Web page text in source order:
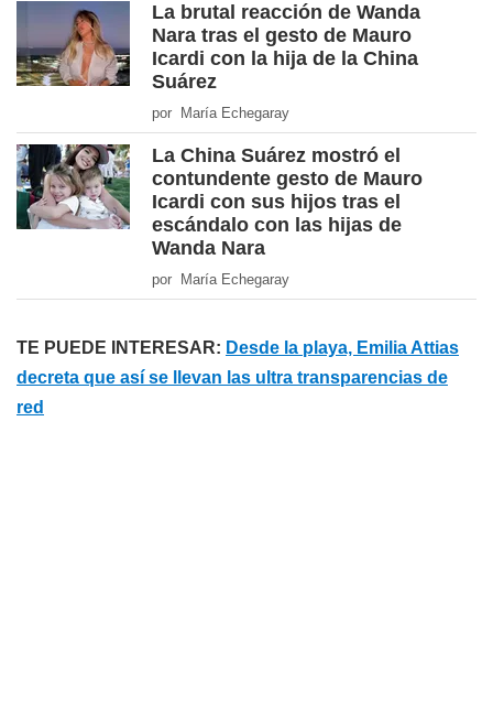
La brutal reacción de Wanda
Nara tras el gesto de Mauro
Icardi con la hija de la China
Suárez
por María Echegaray
La China Suárez mostró el
contundente gesto de Mauro
Icardi con sus hijos tras el
escándalo con las hijas de
Wanda Nara
por María Echegaray
TE PUEDE INTERESAR: Desde la playa, Emilia Attias
decreta que así se llevan las ultra transparencias de
red